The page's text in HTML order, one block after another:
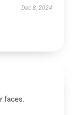
Dec 8, 2024
faces.